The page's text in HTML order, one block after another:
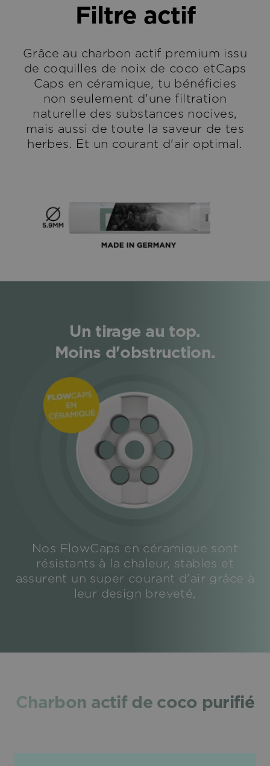
Filtre actif
Grâce au charbon actif premium issu
de coquilles de noix de coco etCaps
Caps en céramique, tu bénéficies
non seulement d'une filtration
naturelle des substances nocives,
mais aussi de toute la saveur de tes
herbes. Et un courant d'air optimal.
Un tirage au top.
Moins d'obstruction.
Nos FlowCaps en céramique sont
résistants à la chaleur, stables et
assurent un super courant d'air grâce à
leur design breveté,
Charbon actif de coco purifié